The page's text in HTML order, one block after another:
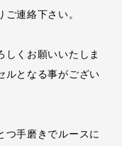
連絡下さい。
しくお願いいたしま
ルとなる事がござい
つ手磨きでルースに